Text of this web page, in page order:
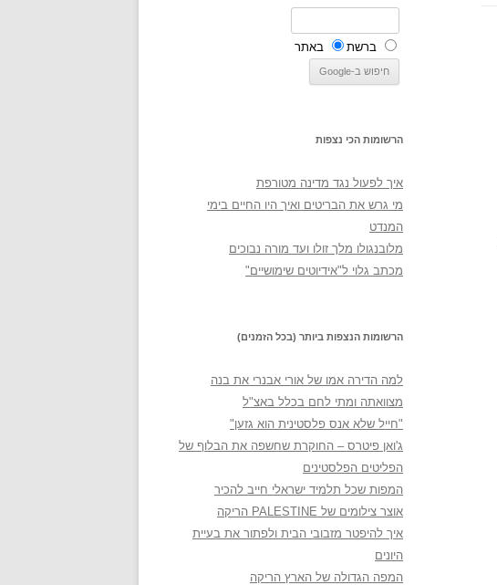
ברשת באתר
הרשומות הכי נצפות
איך לפעול נגד מדינה מטורפת
מי גרש את הבריטים ואיך היו החיים בימי
המנדט
מלובנגולו מלך זולו ועד מורה נבוכים
מכתב גלוי ל"אידיוטים שימושיים"
הרשומות הנצפות ביותר (בכל הזמנים)
למה הדירה אמו של אורי אבנרי את בנה
מצוואתה ומתי לחם בכלל באצ"ל
"חייל שלא אנס פלסטינית הוא גזען"
ג'ואן פיטרס – החוקרת שחשפה את הבלוף של
הפליטים הפלסטינים
המפות שכל תלמיד ישראלי חייב להכיר
אוצר צילומים של PALESTINE הריקה
איך להיפטר מזבובי הבית ולפתור את בעיית
היונים
המפה הגדולה של הארץ הריקה